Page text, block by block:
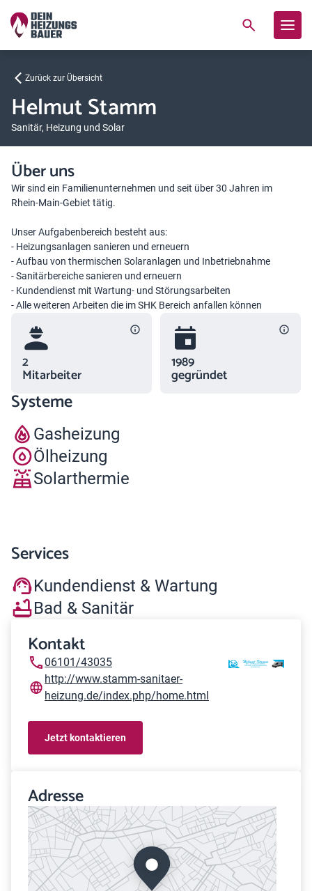
Zurück zur Übersicht
Helmut Stamm
Sanitär, Heizung und Solar
Über uns
Wir sind ein Familienunternehmen und seit über 30 Jahren im
Rhein-Main-Gebiet tätig.
Unser Aufgabenbereich besteht aus:
- Heizungsanlagen sanieren und erneuern
- Aufbau von thermischen Solaranlagen und Inbetriebnahme
- Sanitärbereiche sanieren und erneuern
- Kundendienst mit Wartung- und Störungsarbeiten
- Alle weiteren Arbeiten die im SHK Bereich anfallen können
2
Mitarbeiter
1989
gegründet
Systeme
Gasheizung
Ölheizung
Solarthermie
Services
Kundendienst & Wartung
Bad & Sanitär
Kontakt
06101/43035
http://www.stamm-sanitaer-
heizung.de/index.php/home.html
Jetzt kontaktieren
Adresse